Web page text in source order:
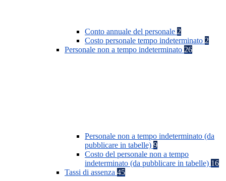
Conto annuale del personale 2
Costo personale tempo indeterminato 2
Personale non a tempo indeterminato 26
Personale non a tempo indeterminato (da
pubblicare in tabelle) 9
Costo del personale non a tempo
indeterminato (da pubblicare in tabelle) 16
Tassi di assenza 45